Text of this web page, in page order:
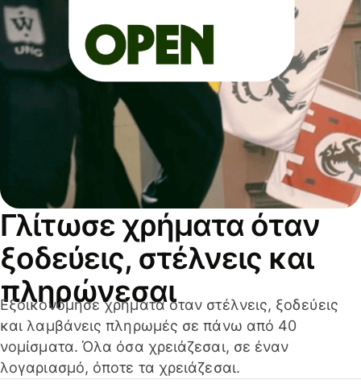
Γλίτωσε χρήματα όταν
ξοδεύεις, στέλνεις και
πληρώνεσαι
Εξοικονόμησε χρήματα όταν στέλνεις, ξοδεύεις
και λαμβάνεις πληρωμές σε πάνω από 40
νομίσματα. Όλα όσα χρειάζεσαι, σε έναν
λογαριασμό, όποτε τα χρειάζεσαι.